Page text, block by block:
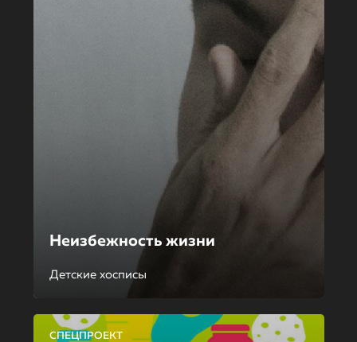
Неизбежность жизни
Детские хосписы
СПЕЦПРОЕКТ